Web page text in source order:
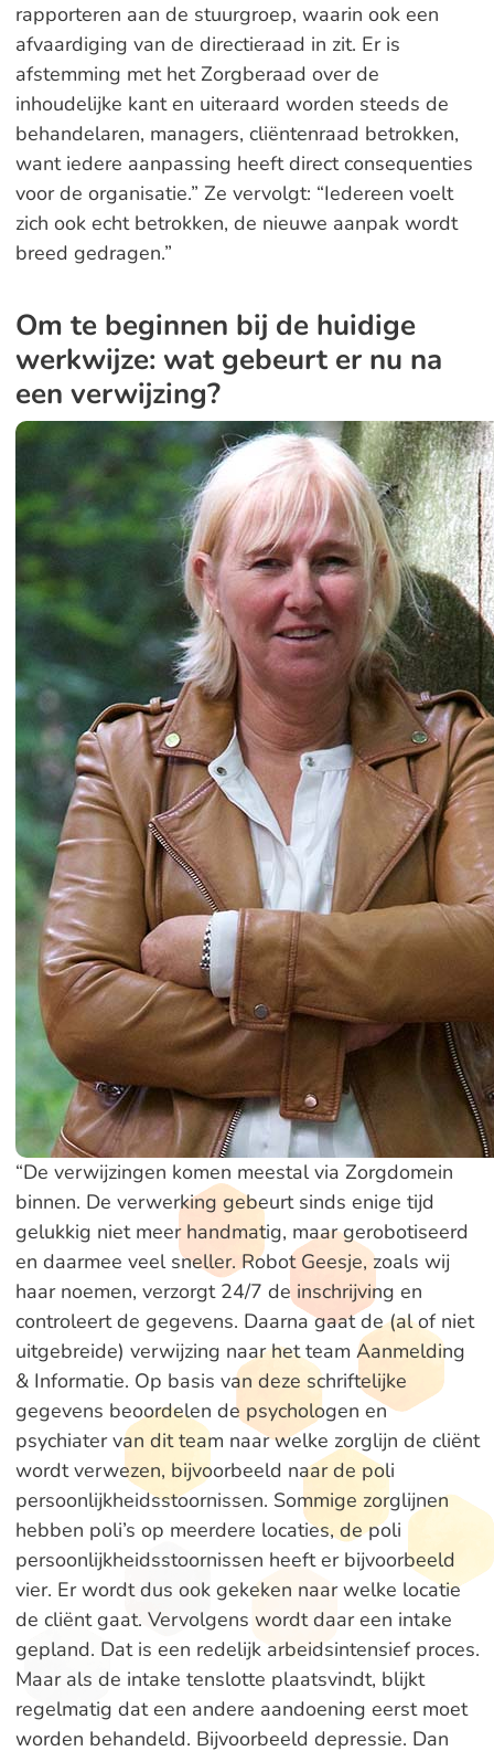
rapporteren aan de stuurgroep, waarin ook een
afvaardiging van de directieraad in zit. Er is
afstemming met het Zorgberaad over de
inhoudelijke kant en uiteraard worden steeds de
behandelaren, managers, cliëntenraad betrokken,
want iedere aanpassing heeft direct consequenties
voor de organisatie.” Ze vervolgt: “Iedereen voelt
zich ook echt betrokken, de nieuwe aanpak wordt
breed gedragen.”
Om te beginnen bij de huidige
werkwijze: wat gebeurt er nu na
een verwijzing?
“De verwijzingen komen meestal via Zorgdomein
binnen. De verwerking gebeurt sinds enige tijd
gelukkig niet meer handmatig, maar gerobotiseerd
en daarmee veel sneller. Robot Geesje, zoals wij
haar noemen, verzorgt 24/7 de inschrijving en
controleert de gegevens. Daarna gaat de (al of niet
uitgebreide) verwijzing naar het team Aanmelding
& Informatie. Op basis van deze schriftelijke
gegevens beoordelen de psychologen en
psychiater van dit team naar welke zorglijn de cliënt
wordt verwezen, bijvoorbeeld naar de poli
persoonlijkheidsstoornissen. Sommige zorglijnen
hebben poli’s op meerdere locaties, de poli
persoonlijkheidsstoornissen heeft er bijvoorbeeld
vier. Er wordt dus ook gekeken naar welke locatie
de cliënt gaat. Vervolgens wordt daar een intake
gepland. Dat is een redelijk arbeidsintensief proces.
Maar als de intake tenslotte plaatsvindt, blijkt
regelmatig dat een andere aandoening eerst moet
worden behandeld. Bijvoorbeeld depressie. Dan